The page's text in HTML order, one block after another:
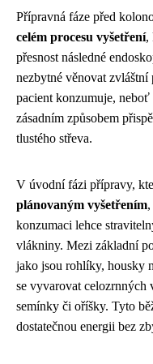
Přípravná fáze před
celém procesu vyšetření,
přesnost následné
nezbytné věnovat
pacient konzumuje,
zásadním způsobem
tlustého střeva.
V úvodní fázi přípravy,
plánovaným vyšetřením
konzumaci lehce
vlákniny. Mezi základní
jako jsou rohlíky, housky
se vyvarovat celozrnných
semínky či oříšky. Tyto
dostatečnou energii bez